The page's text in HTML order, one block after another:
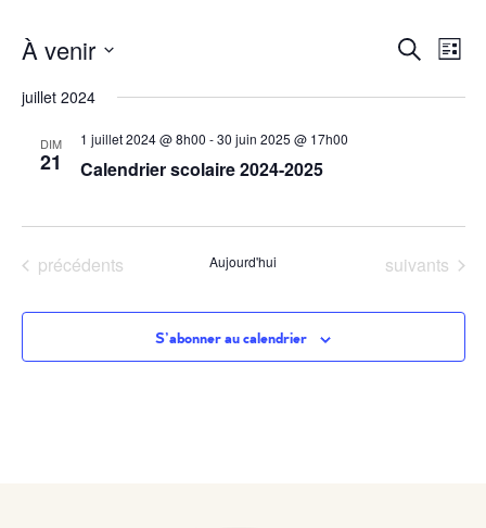
et
Recherche
de
Liste
À venir
une
date.
juillet 2024
DIM
21
1 juillet 2024 @ 8h00 -30 juin 2025 @ 17h00
Calendrier scolaire 2024-2025
Évènements
précédents Aujourd'hui Évènements
suivants
S’abonner au calendrier